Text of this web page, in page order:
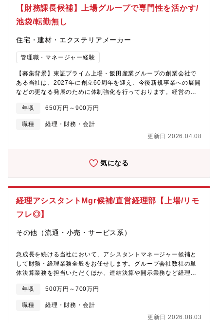
ています。【魅力】同社は営業支援アウトソーサーとして、営業
の代行、営業支援、販売後のお客様フォローなど、ワンストップ
下に迎え、これまで培ってきた「ヒトの力」に「ITの力」を兼ね
の取引が中心で、一括した販売や営業の代行、支援などを担い安
ンやアナウンスなどの旅客業務や航空機整備業務などを担うグラ
ンドハンドリング事業を展開する企業の子会社化や、物流関連の
DXを推進するIT企業との業務提携など更なる事業拡大やIT化を推
性）プレイングマネジャー(30代男性)スタッフ(30代女性)スタッ
フ(20代男性)契約社員(1名)派遣社員(1名)
【財務課長候補】上場グループで専門性を活かす/
池袋/転勤無し
住宅・建材・エクステリアメーカー
管理職・マネージャー経験
【募集背景】東証プライム上場・飯田産業グループの創業会社で
ある当社は、2027年に創立60周年を迎え、今後新規事業への展開
などの更なる発展のために体制強化を行っております。経営の中
容】財務課の中核メンバー（将来の課長候補含む）として、全社
の財務業務全般をご担当いただきます。管理部門はキャリア採用
比率が約9割と高く、中途入社の方が活躍・定着しやすい環境で
す。～具体的には～■財務業務全体管理（資金繰り、入出金、決
部で構成。財務の業務に専念でき、スキルアップに繋げられる環
会社管理課：2名）※財務課への配属/財務業務全般をお任せしま
り、当ポジションは、財務課の担当として、財務業務全般をお任
せします。【職場環境・社風】管理部門は約9割がキャリア採用で
社風で、建設・不動産業界のイメージとは良い意味でギャップあ
く誠実な雰囲気でした 【本ポジションの魅力】・売上高約3,000
億円／分譲戸建市場シェア3割超の安定基盤・東証プライム上場グ
ループ基準の財務・会計スキルを習得可能・転勤なし／池袋勤務
年収 650万円～900万円
職種
経理・財務・会計
更新日 2026.04.08
気になる
経理アシスタントMgr候補/直営経理部【上場/リモ
フレ◎】
その他（流通・小売・サービス系）
急成長を続ける当社において、アシスタントマネージャー候補と
して財務・経理業務全般をお任せします。グループ会社数社の単
体決算業務を担当いただくほか、連結決算や開示業務など経理機
や組織づくりを推進し、事業成長を支える強固な経理体制の構築
に中心メンバーとして取り組んでいただくことを期待していま
す。【具体的な業務】■グループ会社複数社の単体決算■連結決
算・IFRS対応 ■適時開示対応補助（有価証券報告書、決算短信作
年収 500万円～700万円
職種
経理・財務・会計
更新日 2026.08.03